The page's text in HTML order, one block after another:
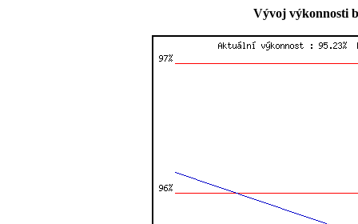
Vývoj výkonnosti